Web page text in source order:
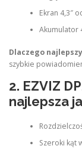
Ekran 4,3″
Akumulator
Dlaczego
szybkie
2. EZVIZ
najlepsza
Szeroki kąt